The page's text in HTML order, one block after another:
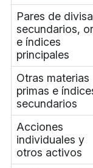
Pares de
secundarios,
e índices
principales
Otras materias
primas e
secundarios
Acciones
individuales y
otros activos